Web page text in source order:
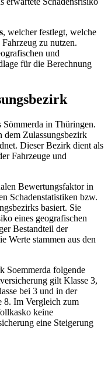
, welcher festlegt, welche
zu nutzen.
und
für die Berechnung
Sömmerda in Thüringen.
Zulassungsbezirk
Dieser Bezirk dient als
Fahrzeuge und
Bewertungsfaktor in
Schadenstatistiken bzw.
basiert. Sie
eines geografischen
Bestandteil der
Werte stammen aus den
Soemmerda folgende
gilt Klasse 3,
bei 3 und in der
8. Im Vergleich zum
keine
eine Steigerung